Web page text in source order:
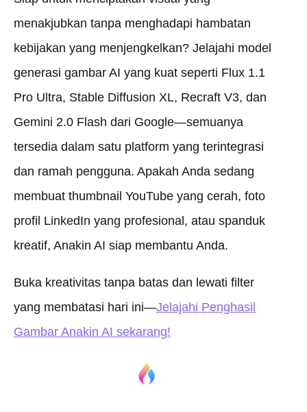
menakjubkan tanpa menghadapi hambatan
kebijakan yang menjengkelkan? Jelajahi model
generasi gambar AI yang kuat seperti Flux 1.1
Pro Ultra, Stable Diffusion XL, Recraft V3, dan
Gemini 2.0 Flash dari Google—semuanya
tersedia dalam satu platform yang terintegrasi
dan ramah pengguna. Apakah Anda sedang
membuat thumbnail YouTube yang cerah, foto
profil LinkedIn yang profesional, atau spanduk
kreatif, Anakin AI siap membantu Anda.
Buka kreativitas tanpa batas dan lewati filter
yang membatasi hari ini—Jelajahi Penghasil
Gambar Anakin AI sekarang!